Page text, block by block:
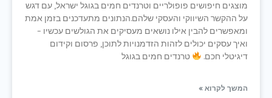
מוצגים חיפושים פופולריים וטרנדים חמים בגוגל ישראל, עם דגש
על ההקשר השיווקי והעסקי שלהם.הנתונים מתעדכנים בזמן אמת
ומאפשרים להבין אילו נושאים מעסיקים את הגולשים עכשיו –
ואיך עסקים יכולים לזהות הזדמנויות לתוכן, פרסום וקידום
דיגיטלי חכם.
טרנדים חמים בגוגל
המשך לקרוא »